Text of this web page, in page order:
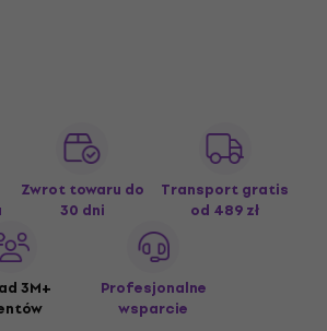
Zwrot towaru do
30 dni
Transport gratis
od 489 zł
3M+
Profesjonalne
wsparcie